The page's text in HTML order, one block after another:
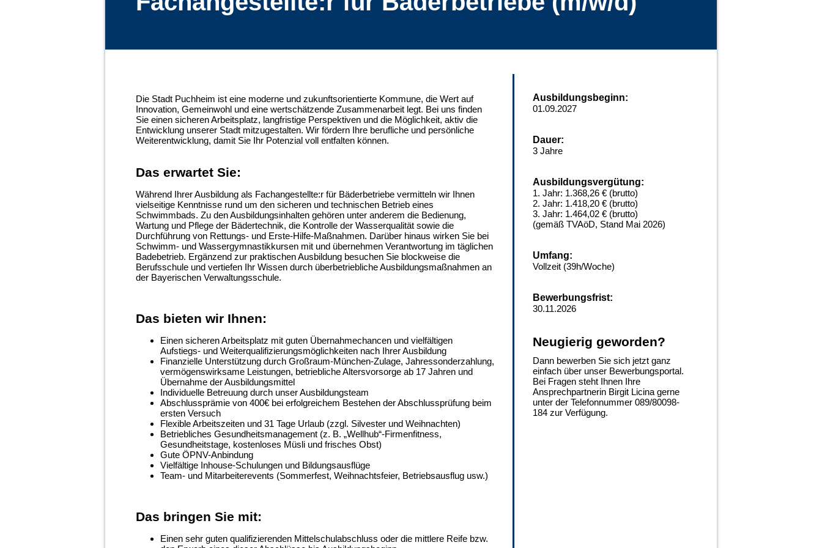
Die Stadt Puchheim ist eine moderne und zukunftsorientierte Kommune, die Wert auf
Innovation, Gemeinwohl und eine wertschätzende Zusammenarbeit legt. Bei uns finden
Sie einen sicheren Arbeitsplatz, langfristige Perspektiven und die Möglichkeit, aktiv die
Entwicklung unserer Stadt mitzugestalten. Wir fördern Ihre berufliche und persönliche
Weiterentwicklung, damit Sie Ihr Potenzial voll entfalten können.
Das erwartet Sie:
Während Ihrer Ausbildung als Fachangestellte:r für Bäderbetriebe vermitteln wir Ihnen
vielseitige Kenntnisse rund um den sicheren und technischen Betrieb eines
Schwimmbads. Zu den Ausbildungsinhalten gehören unter anderem die Bedienung,
Wartung und Pflege der Bädertechnik, die Kontrolle der Wasserqualität sowie die
Durchführung von Rettungs- und Erste-Hilfe-Maßnahmen. Darüber hinaus wirken Sie bei
Schwimm- und Wassergymnastikkursen mit und übernehmen Verantwortung im täglichen
Badebetrieb. Ergänzend zur praktischen Ausbildung besuchen Sie blockweise die
Berufsschule und vertiefen Ihr Wissen durch überbetriebliche Ausbildungsmaßnahmen an
der Bayerischen Verwaltungsschule.
Das bieten wir Ihnen:
Einen sicheren Arbeitsplatz mit guten Übernahmechancen und vielfältigen
Aufstiegs- und Weiterqualifizierungsmöglichkeiten nach Ihrer Ausbildung
Finanzielle Unterstützung durch Großraum-München-Zulage, Jahressonderzahlung,
vermögenswirksame Leistungen, betriebliche Altersvorsorge ab 17 Jahren und
Übernahme der Ausbildungsmittel
Individuelle Betreuung durch unser Ausbildungsteam
Abschlussprämie von 400€ bei erfolgreichem Bestehen der Abschlussprüfung beim
ersten Versuch
Flexible Arbeitszeiten und 31 Tage Urlaub (zzgl. Silvester und Weihnachten)
Betriebliches Gesundheitsmanagement (z. B. „Wellhub“-Firmenfitness,
Gesundheitstage, kostenloses Müsli und frisches Obst)
Gute ÖPNV-Anbindung
Vielfältige Inhouse-Schulungen und Bildungsausflüge
Team- und Mitarbeiterevents (Sommerfest, Weihnachtsfeier, Betriebsausflug usw.)
Das bringen Sie mit:
Einen sehr guten qualifizierenden Mittelschulabschluss oder die mittlere Reife bzw.
Ausbildungsbeginn:
01.09.2027
Dauer:
3 Jahre
Ausbildungsvergütung:
1. Jahr: 1.368,26 € (brutto)
2. Jahr: 1.418,20 € (brutto)
3. Jahr: 1.464,02 € (brutto)
(gemäß TVAöD, Stand Mai 2026)
Umfang:
Vollzeit (39h/Woche)
Bewerbungsfrist:
30.11.2026
Neugierig geworden?
Dann bewerben Sie sich jetzt ganz
einfach über unser Bewerbungsportal.
Bei Fragen steht Ihnen Ihre
Ansprechpartnerin Birgit Licina gerne
unter der Telefonnummer 089/80098-
184 zur Verfügung.